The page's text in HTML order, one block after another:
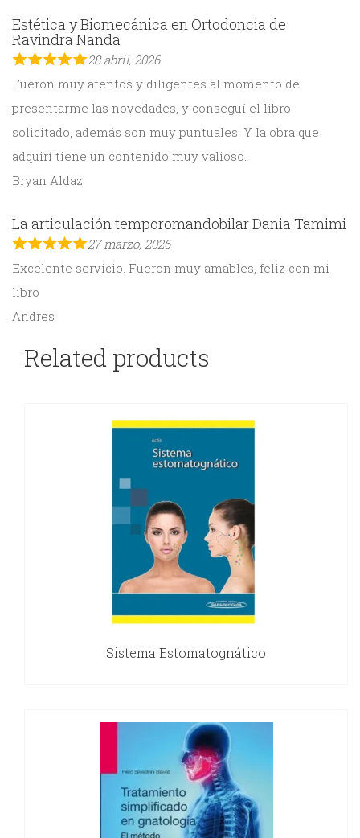
Estética y Biomecánica en Ortodoncia de
Ravindra Nanda
28 abril, 2026
Fueron muy atentos y diligentes al momento de
presentarme las novedades, y conseguí el libro
solicitado, además son muy puntuales. Y la obra que
adquirí tiene un contenido muy valioso.
Bryan Aldaz
La articulación temporomandobilar Dania Tamimi
27 marzo, 2026
Excelente servicio. Fueron muy amables, feliz con mi
libro
Andres
Related products
Sistema Estomatognático